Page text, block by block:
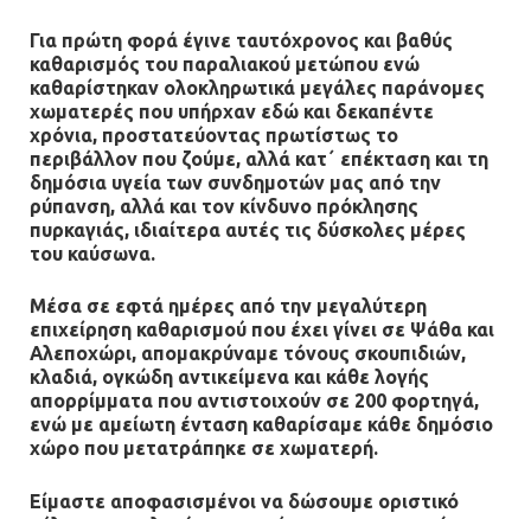
Δίωξη για απόπειρα
ανθρωποκτονίας στους δύο
αστυνομικούς
08.07.2026 | 22:30
Α.Τ. Ομονοίας: Ο Εισαγγελέας
πρότεινε την αθώωση των
αστυνομικών
08.07.2026 | 16:24
Ο δήμαρχος Μάνδρας δώρισε όλους
για μηχάνημα καρδιολογικών
Για πρώτη φορά έγινε ταυτόχρονος και βαθύς
καθαρισμός του παραλιακού μετώπου ενώ
καθαρίστηκαν ολοκληρωτικά μεγάλες παράνομες
χωματερές που υπήρχαν εδώ και δεκαπέντε
χρόνια, προστατεύοντας πρωτίστως το
περιβάλλον που ζούμε, αλλά κατ΄ επέκταση και τη
δημόσια υγεία των συνδημοτών μας από την
ρύπανση, αλλά και τον κίνδυνο πρόκλησης
πυρκαγιάς, ιδιαίτερα αυτές τις δύσκολες μέρες
του καύσωνα.
Μέσα σε εφτά ημέρες από την μεγαλύτερη
επιχείρηση καθαρισμού που έχει γίνει σε Ψάθα και
Αλεποχώρι, απομακρύναμε τόνους σκουπιδιών,
κλαδιά, ογκώδη αντικείμενα και κάθε λογής
απορρίμματα που αντιστοιχούν σε 200 φορτηγά,
ενώ με αμείωτη ένταση καθαρίσαμε κάθε δημόσιο
χώρο που μετατράπηκε σε χωματερή.
Είμαστε αποφασισμένοι να δώσουμε οριστικό